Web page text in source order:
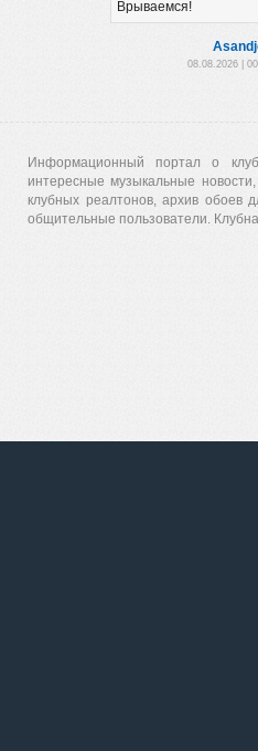
Врываемся!
08.08.2026 |
Информационный портал о
интересные музыкальные
клубных реалтонов, архив обоев
общительные пользователи.